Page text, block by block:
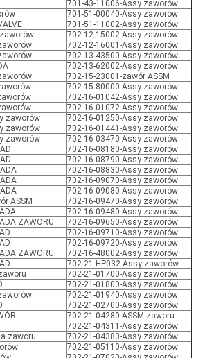
701-43-11006-Assy zaworów
701-51-00040-Assy zaworów
701-51-11002-Assy zaworów
702-12-15002-Assy zaworów
702-12-16001-Assy zaworów
702-13-43500-Assy zaworów
702-13-62002-Assy zaworów
702-15-23001-zawór ASSM
702-15-80000-Assy zaworów
702-16-01042-Assy zaworów
702-16-01072-Assy zaworów
zaworów
702-16-01250-Assy zaworów
zaworów
702-16-01441-Assy zaworów
zaworów
702-16-03470-Assy zaworów
702-16-08180-Assy zaworów
702-16-08790-Assy zaworów
702-16-08830-Assy zaworów
702-16-09070-Assy zaworów
702-16-09080-Assy zaworów
ASSM
702-16-09470-Assy zaworów
702-16-09480-Assy zaworów
ZAWORU
702-16-09650-Assy zaworów
702-16-09710-Assy zaworów
702-16-09720-Assy zaworów
ZAWORU
702-16-48002-Assy zaworów
702-21-HP032-Assy zaworów
702-21-01700-Assy zaworów
702-21-01800-Assy zaworów
702-21-01940-Assy zaworów
702-21-02700-Assy zaworów
702-21-04280-ASSM zaworu
702-21-04311-Assy zaworów
zaworu
702-21-04380-Assy zaworów
702-21-05110-Assy zaworów